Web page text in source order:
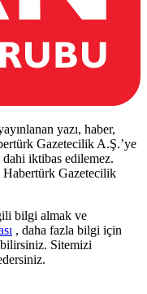
yazı, haber,
Gazetecilik A.Ş.’ye
iktibas edilemez.
Habertürk Gazetecilik
bilgi almak ve
, daha fazla bilgi için
Sitemizi